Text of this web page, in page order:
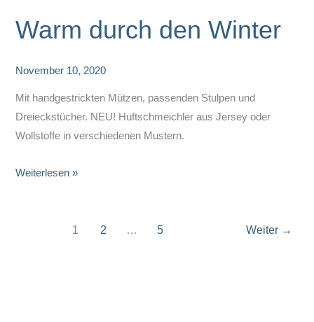
Warm durch den Winter
November 10, 2020
Mit handgestrickten Mützen, passenden Stulpen und
Dreieckstücher. NEU! Huftschmeichler aus Jersey oder
Wollstoffe in verschiedenen Mustern.
Warm
Weiterlesen »
1 2 … 5 Weiter →